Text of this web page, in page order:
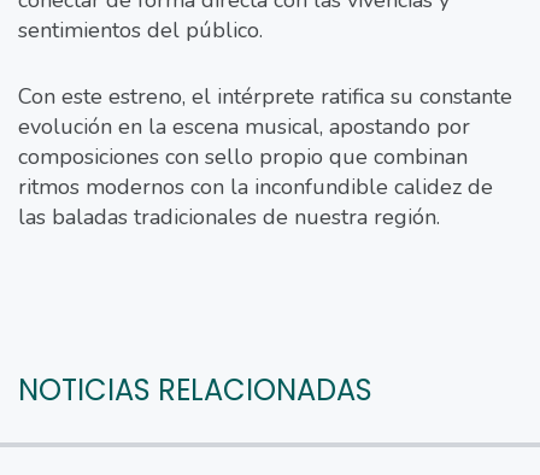
sentimientos del público.
Con este estreno, el intérprete ratifica su constante
evolución en la escena musical, apostando por
composiciones con sello propio que combinan
ritmos modernos con la inconfundible calidez de
las baladas tradicionales de nuestra región.
NOTICIAS RELACIONADAS